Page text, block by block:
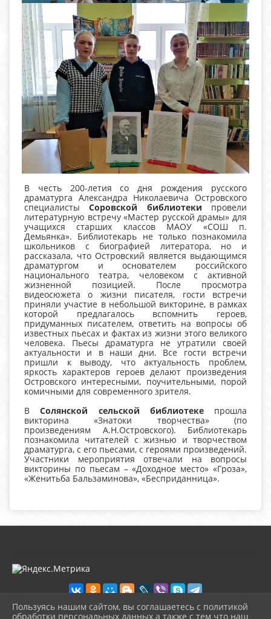
В честь 200-летия со дня рождения русского
драматурга Александра Николаевича Островского
специалистыСоровской библиотеки провели
литературную встречу «Мастер русской драмы» для
учащихся старших классов МАОУ «СОШ п.
Демьянка». Библиотекарь не только познакомила
школьников с биографией литератора, но и
рассказала, что Островский является выдающимся
драматургом и основателем российского
национального театра, человеком с активной
жизненной позицией. После просмотра
видеосюжета о жизни писателя, гости встречи
приняли участие в небольшой викторине, в рамках
которой предлагалось вспомнить героев,
придуманных писателем, ответить на вопросы об
известных пьесах и фактах из жизни этого великого
человека. Пьесы драматурга не утратили своей
актуальности и в наши дни. Все гости встречи
пришли к выводу, что актуальность проблем,
яркость характеров героев делают произведения
Островского интересными, поучительными, порой
комичными для современного зрителя.
ВСолянской сельской библиотекепрошла
викторина «Знатоки творчества» (по
произведениям А.Н.Островского). Библиотекарь
познакомила читателей с жизнью и творчеством
драматурга, с его пьесами, с героями произведений.
Участники мероприятия отвечали на вопросы
викторины по пьесам – «Доходное место» «Гроза»,
«Женитьба Бальзаминова», «Бесприданница».
Пользуясь нашим сайтом, вы соглашаетесь с политикой
обработки персональных данных а также с тем что наш